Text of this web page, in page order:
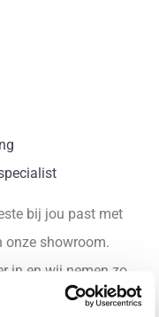
bij jou past met
onze showroom.
in en wij nemen zo